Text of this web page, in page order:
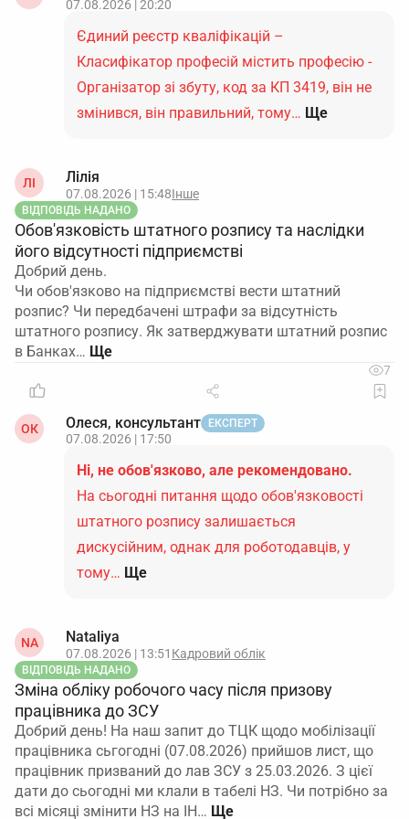
керівника (ПІБ, ідентифікаційні дані), але
містить інформації про те, чи він працює за
основним місцем роботи або за сумісництвом.
Тому, якщо директор як фізична особа не
змінюється, зміни до ЄДР не подаються і участь
держреєстратора не потрібна.
правило — про прийняття працівника
повідомляють податкову до допуску до роботи.
Для керівників діє спеціальний підхід: інформація
про прийняття директора як члена виконавчого
органу надходить до ДПС з ЄДР і окреме
повідомлення не вимагається. Однак при зміні
лише форми зайнятості (з сумісництва на основне)
ЄДР не оновлюється. Формально закон не
зобов’язує подавати повідомлення, але на
зміну трудових відносин і уникнути запитань
контролюючих органів.
призовником, військовозобов’язаним або
резервістом, зміна його статусу як працівника
розцінюється як подія, що впливає на облікові
дані. У такому разі протягом 7 днів подають
повідомлення до ТЦК за відповідною формою, а
також, якщо підприємство віднесено до критично
про звільнення і прийняття.
Об’єднана звітність . У Податковому розрахунку
зміну статусу потрібно відобразити як припинення
одних трудових відносин і початок інших. У
додатку про трудові відносини на одного
застрахованого працівника відводять два рядки:
в одному — звільнення з посади директора за
сумісництвом (дата звільнення, код підстави,
07.08.2026 | 20:20
Єдиний реєстр кваліфікацій –
Класифікатор професій містить професію -
Організатор зі збуту, код за КП 3419, він не
змінився, він правильний, тому… Ще
ЛІ Лілія
07.08.2026 | 15:48Інше
ВІДПОВІДЬ НАДАНО
Обов'язковість штатного розпису та наслідки
його відсутності підприємстві
Добрий день.
Чи обов'язково на підприємстві вести штатний
розпис? Чи передбачені штрафи за відсутність
штатного розпису. Як затверджувати штатний розпис
в Банках…
7
ОК Олеся, консультант ЕКСПЕРТ
07.08.2026 | 17:50
Ні, не обов'язково, але рекомендовано.
На сьогодні питання щодо обов'язковості
штатного розпису залишається
дискусійним, однак для роботодавців, у
тому… Ще
NA Nataliya
07.08.2026 | 13:51 Кадровий облік
ВІДПОВІДЬ НАДАНО
Зміна обліку робочого часу після призову
працівника до ЗСУ
Добрий день! На наш запит до ТЦК щодо мобілізації
працівника сьгогодні (07.08.2026) прийшов лист, що
працівник призваний до лав ЗСУ з 25.03.2026. З цієї
дати до сьогодні ми клали в табелі НЗ. Чи потрібно за
всі місяці змінити НЗ на ІН…